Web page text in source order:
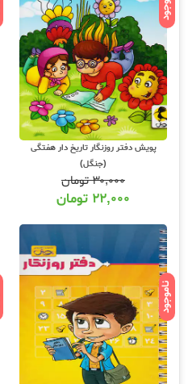
پویش دفتر روزنگار تاریخ دار هفتگی
(جنگل)
۳۰,۰۰۰تومان
۲۲,۰۰۰ تومان
ناموجود